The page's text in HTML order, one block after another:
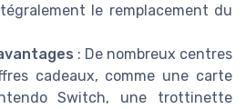
le remplacement du
: De nombreux centres
cadeaux, comme une carte
Switch, une trottinette